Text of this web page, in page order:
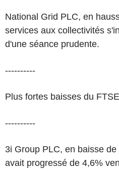
National Grid PLC, en
services aux collectivités
d'une séance prudente.
----------
Plus fortes baisses du
----------
3i Group PLC, en baisse
avait progressé de 4,6%